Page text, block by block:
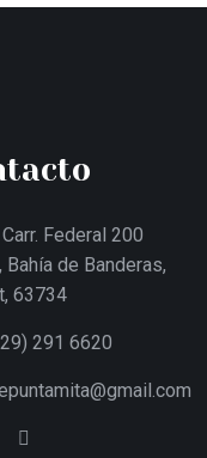
Federal 200
Bahía de Banderas,
63734
291 6620